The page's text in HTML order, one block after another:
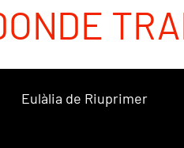
Eulàlia de Riuprimer